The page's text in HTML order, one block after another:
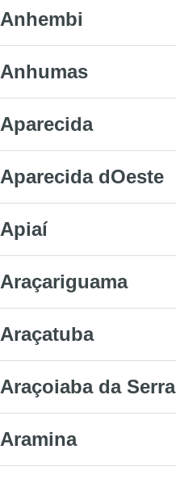
Anhembi
Anhumas
Aparecida
Aparecida dOeste
Apiaí
Araçariguama
Araçatuba
Araçoiaba da Serra
Aramina